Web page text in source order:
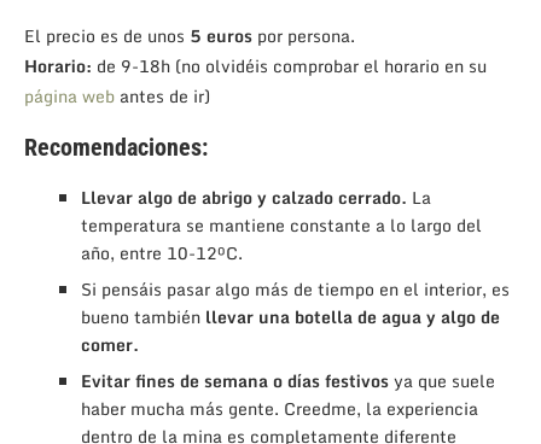
El precio es de unos 5 euros por persona.
Horario: de 9-18h (no olvidéis comprobar el horario en su
página web antes de ir)
Recomendaciones:
Llevar algo de abrigo y calzado cerrado. La
temperatura se mantiene constante a lo largo del
año, entre 10-12ºC.
Si pensáis pasar algo más de tiempo en el interior, es
bueno también llevar una botella de agua y algo de
comer.
Evitar fines de semana o días festivosya que suele
haber mucha más gente. Creedme, la experiencia
dentro de la mina es completamente diferente